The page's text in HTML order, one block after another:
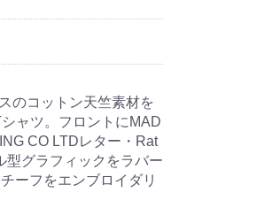
のコットン天竺素材を
ャツ。フロントにMAD
CO LTDレター・Rat
型グラフィックをラバー
ーフをエンブロイダリ